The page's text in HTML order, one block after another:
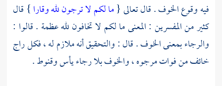
فيه وقوع الخوف . قال تعالى {ما لكم لا ترجون لله وقارا} قال
كثير من المفسرين : المعنى ما لكم لا تخافون لله عظمة . قالوا :
والرجاء بمعنى الخوف . قال : والتحقيق أنه ملازم له ، فكل راج
خائف من فوات مرجوه ، والخوف بلا رجاء يأس وقنوط .